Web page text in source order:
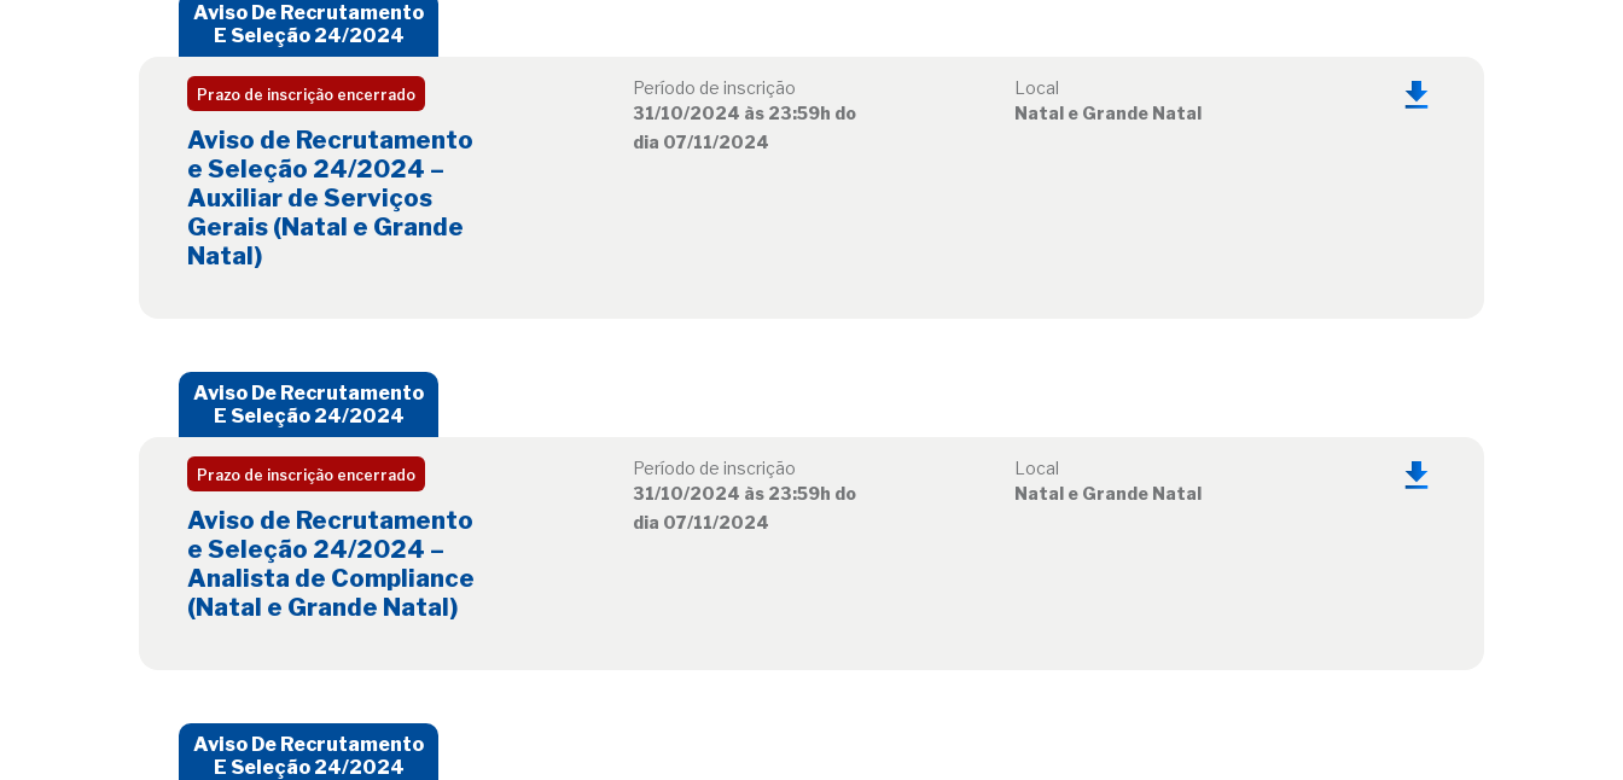
Aviso De Recrutamento
E Seleção 24/2024
Prazo de inscrição encerrado
Aviso de Recrutamento
e Seleção 24/2024 –
Auxiliar de Serviços
Gerais (Natal e Grande
Natal)
Período de inscrição
31/10/2024 às 23:59h do
dia 07/11/2024
Local
Natal e Grande Natal
Aviso De Recrutamento
E Seleção 24/2024
Prazo de inscrição encerrado
Aviso de Recrutamento
e Seleção 24/2024 –
Analista de Compliance
(Natal e Grande Natal)
Período de inscrição
31/10/2024 às 23:59h do
dia 07/11/2024
Local
Natal e Grande Natal
Aviso De Recrutamento
E Seleção 24/2024